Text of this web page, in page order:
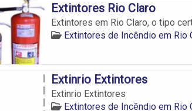
Extintores Rio Claro
Extintores em Rio Claro, o tipo
Extintores de Incêndio em Rio
Extinrio Extintores
Extinrio Extintores
Extintores de Incêndio em Rio